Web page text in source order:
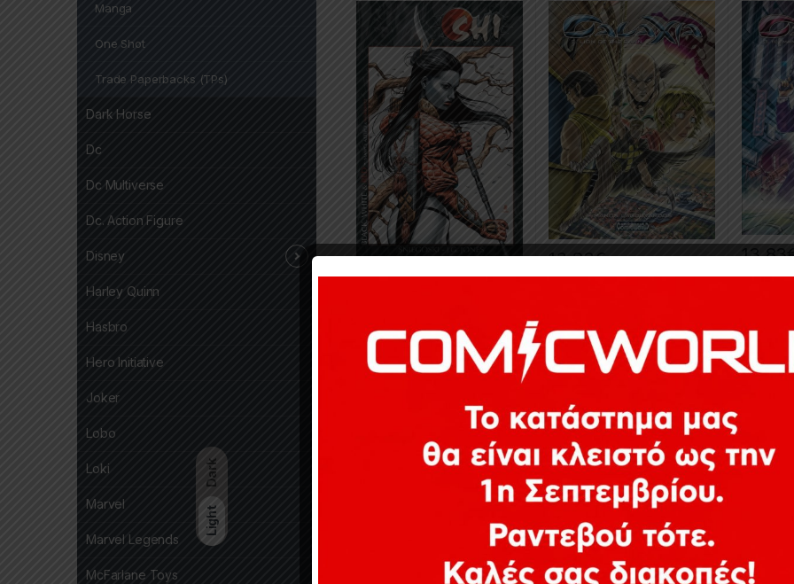
Dark
Light
6,50€
13,83€ 13,83
Manga
One Shot
Trade Paperbacks (TPs)
Dark Horse
Dc
Dc Multiverse
Dc. Action Figure
Disney
Harley Quinn
Hasbro
Hero Initiative
Joker
Lobo
Loki
Marvel
Marvel Legends
McFarlane Toys